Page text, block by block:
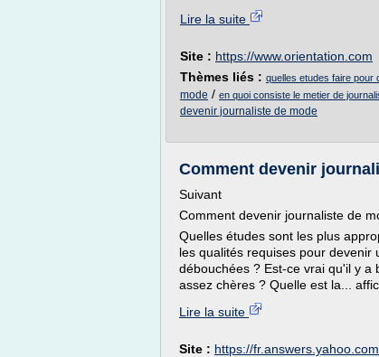
Lire la suite
Site : https://www.orientation.com
Thèmes liés : quelles etudes faire pour
mode / en quoi consiste le metier de
devenir journaliste de mode
Comment devenir
Suivant
Comment devenir journaliste de
Quelles études sont les plus
les qualités requises pour
débouchées ? Est-ce vrai qu'il y a
assez chères ? Quelle est la...
Lire la suite
Site : https://fr.answers.yahoo.com